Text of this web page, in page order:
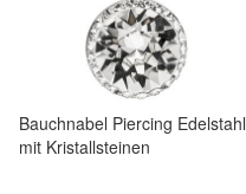
Bauchnabel Piercing Edelstahl
mit Kristallsteinen